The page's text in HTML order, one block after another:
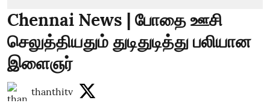
Chennai News | போதை ஊசி
செலுத்தியதும் துடிதுடித்து பலியான
இளைஞர்
thanthitv